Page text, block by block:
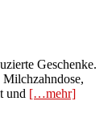
Geschenke.
und […mehr]